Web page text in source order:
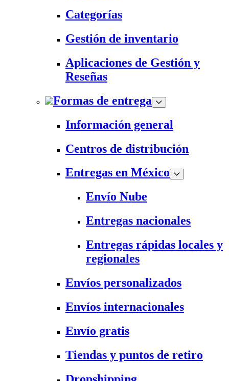
Categorías
Gestión de inventario
Aplicaciones de Gestión y
Reseñas
Formas de entrega
Información general
Centros de distribución
Entregas en México
Envío Nube
Entregas nacionales
Entregas rápidas locales y
regionales
Envíos personalizados
Envíos internacionales
Envío gratis
Tiendas y puntos de retiro